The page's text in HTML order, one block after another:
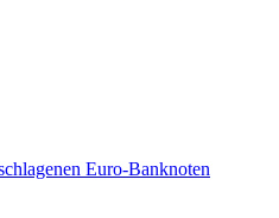
Euro-Banknoten